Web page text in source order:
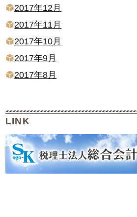
2017年12月
2017年11月
2017年10月
2017年9月
2017年8月
LINK